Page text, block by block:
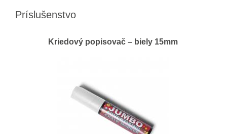
Príslušenstvo
Kriedový popisovač – biely 15mm